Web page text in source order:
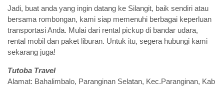
Jadi, buat anda yang ingin datang ke Silangit, baik sendiri atau
bersama rombongan, kami siap memenuhi berbagai keperluan
transportasi Anda. Mulai dari rental pickup di bandar udara,
rental mobil dan paket liburan. Untuk itu, segera hubungi kami
sekarang juga!
Tutoba Travel
Alamat: Bahalimbalo, Paranginan Selatan, Kec.Paranginan, Kab